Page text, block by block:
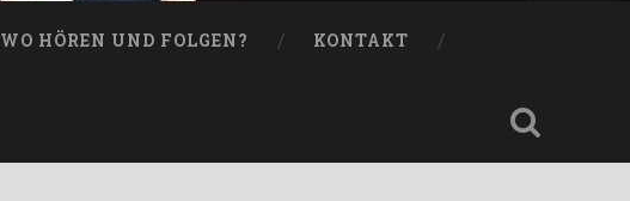
WO HÖREN UND FOLGEN? KONTAKT